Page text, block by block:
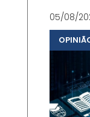
05/08/